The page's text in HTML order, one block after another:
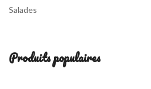
Salades
Produits populaires